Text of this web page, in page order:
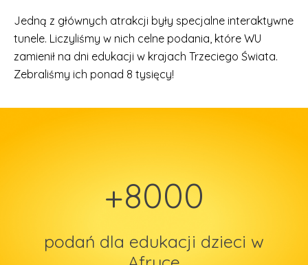
Jedną z głównych atrakcji były specjalne interaktywne
tunele. Liczyliśmy w nich celne podania, które WU
zamienił na dni edukacji w krajach Trzeciego Świata.
Zebraliśmy ich ponad 8 tysięcy!
+8000
podań dla edukacji dzieci w